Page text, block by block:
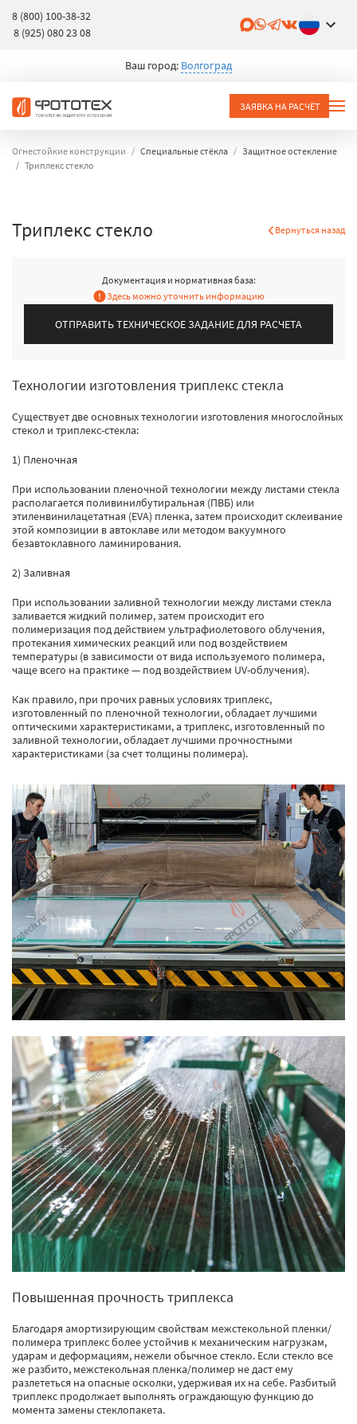
8 (800) 100-38-32
8 (925) 080 23 08
Ваш город: Волгоград
ЗАЯВКА НА РАСЧЁТ
Огнестойкие конструкции Специальные стёкла
Защитное остекление
Триплекс стекло
Триплекс стекло Вернуться назад
Документация и нормативная база:
Здесь можно уточнить информацию
ОТПРАВИТЬ ТЕХНИЧЕСКОЕ ЗАДАНИЕ ДЛЯ РАСЧЕТА
Технологии изготовления триплекс стекла
Существует две основных технологии изготовления многослойных
стекол и триплекс-стекла:
1) Пленочная
При использовании пленочной технологии между листами стекла
располагается поливинилбутиральная (ПВБ) или
этиленвинилацетатная (EVA) пленка, затем происходит склеивание
этой композиции в автоклаве или методом вакуумного
безавтоклавного ламинирования.
2) Заливная
При использовании заливной технологии между листами стекла
заливается жидкий полимер, затем происходит его
полимеризация под действием ультрафиолетового облучения,
протекания химических реакций или под воздействием
температуры (в зависимости от вида используемого полимера,
чаще всего на практике — под воздействием UV-облучения).
Как правило, при прочих равных условиях триплекс,
изготовленный по пленочной технологии, обладает лучшими
оптическими характеристиками, а триплекс, изготовленный по
заливной технологии, обладает лучшими прочностными
характеристиками (за счет толщины полимера).
Повышенная прочность триплекса
Благодаря амортизирующим свойствам межстекольной пленки/
полимера триплекс более устойчив к механическим нагрузкам,
ударам и деформациям, нежели обычное стекло. Если стекло все
же разбито, межстекольная пленка/полимер не даст ему
разлететься на опасные осколки, удерживая их на себе. Разбитый
триплекс продолжает выполнять ограждающую функцию до
момента замены стеклопакета.